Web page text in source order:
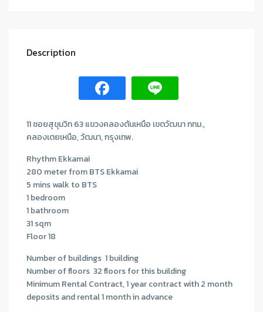
Description
11 ซอยสุขุมวิท 63 แขวงคลองตันเหนือ เขตวัฒนา กทม.,
คลองเตยเหนือ, วัฒนา, กรุงเทพ.
Rhythm Ekkamai
280 meter from BTS Ekkamai
5 mins walk to BTS
1 bedroom
1 bathroom
31 sqm
Floor 18
Number of buildings 1 building
Number of floors 32 floors for this building
Minimum Rental Contract, 1 year contract with 2 month
deposits and rental 1 month in advance